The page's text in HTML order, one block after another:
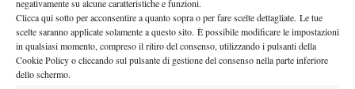
negativamente su alcune caratteristiche e funzioni.
Clicca qui sotto per acconsentire a quanto sopra o per fare scelte dettagliate. Le tue
scelte saranno applicate solamente a questo sito. È possibile modificare le impostazioni
in qualsiasi momento, compreso il ritiro del consenso, utilizzando i pulsanti della
Cookie Policy o cliccando sul pulsante di gestione del consenso nella parte inferiore
dello schermo.
saputo soltanto dopo la partita, parlando con lui. Ero molto più
preoccupato delle mie condizioni fisiche ” .
DA DOVE È RIPARTITO
Sascha ha poi cominciato a mettere in prospettiva il successo: